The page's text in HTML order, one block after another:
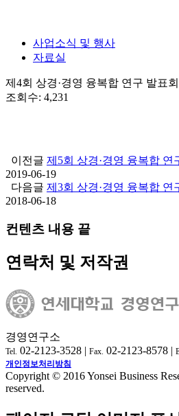
사업소식 및 행사
자료실
제4회 상경·경영 융복합 연구 발표회
조회수: 4,231
이전글 제5회 상경·경영 융복합 연
2019-06-19
다음글 제3회 상경·경영 융복합 연
2018-06-18
컨텐츠 내용 끝
연락처 및 저작권
경영연구소
Tel. 02-2123-3528 | Fax. 02-2123-8578 |
개인정보처리방침
Copyright © 2016 Yonsei Business
reserved.